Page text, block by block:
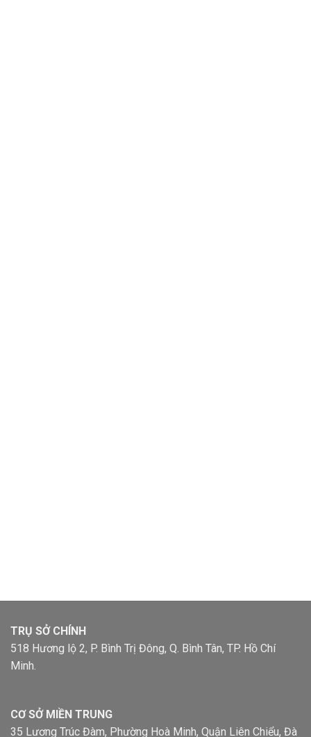
TRỤ SỞ CHÍNH
518 Hương lộ 2, P. Bình Trị Đông, Q. Bình Tân, TP. Hồ Chí
Minh.
CƠ SỞ MIỀN TRUNG
35 Lương Trúc Đàm, Phường Hoà Minh, Quận Liên Chiểu, Đà